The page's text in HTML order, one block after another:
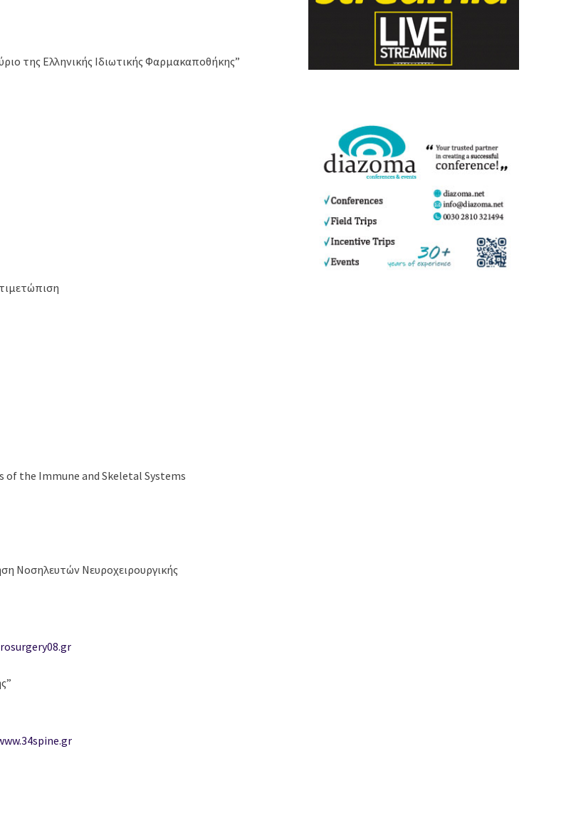
της Ελληνικής Ιδιωτικής Φαρμακαποθήκης”
the Immune and Skeletal Systems
Νοσηλευτών Νευροχειρουργικής